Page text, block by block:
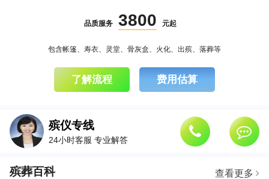
品质服务 3800 元起
包含帐篷、寿衣、灵堂、骨灰盒、火化、出殡、落葬等
了解流程 费用估算
殡仪专线
24小时客服 专业解答
殡葬百科 查看更多